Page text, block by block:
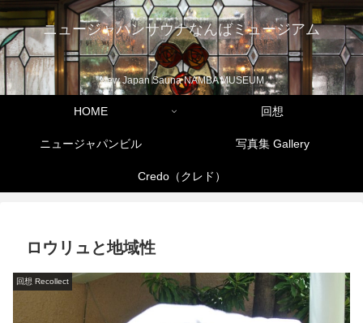
ニュージャパンサウナなんばミュージアム
New Japan Sauna NAMBA MUSEUM
HOME 回想
ニュージャパンビル 写真集 Gallery
Credo（クレド）
ロウリュと地域性
回想 Recollect